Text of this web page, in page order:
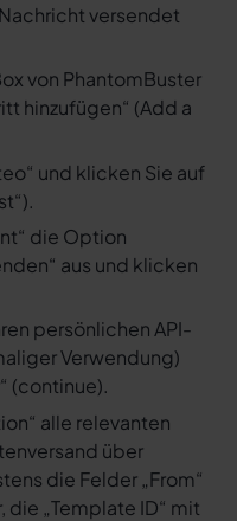
versendet
von PhantomBuster
hinzufügen“ (Add a
und klicken Sie auf
die Option
aus und klicken
persönlichen API-
Verwendung)
(continue).
alle relevanten
über
die Felder „From“
„Template ID“ mit